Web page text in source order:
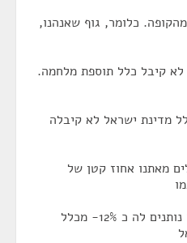
כלומר, גוף שאנהנו,
קיבל כלל תוספת מלחמה.
מדינת ישראל לא קיבלה
מאתנו אחוז קטן של
התזמורת הפילהרמונית שאנחנו נותנים לה כ 12%- מכלל